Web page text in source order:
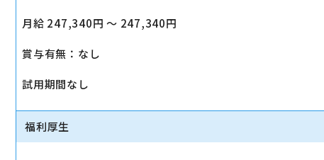
月給 247,340円 〜 247,340円
賞与有無：なし
試用期間なし
福利厚生